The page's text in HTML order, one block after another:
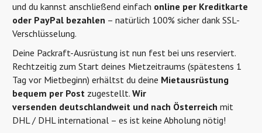
und du kannst anschließend einfach online per Kreditkarte
oder PayPal bezahlen – natürlich 100% sicher dank SSL-
Verschlüsselung.
Deine Packraft-Ausrüstung ist nun fest bei uns reserviert.
Rechtzeitig zum Start deines Mietzeitraums (spätestens 1
Tag vor Mietbeginn) erhältst du deine Mietausrüstung
bequem per Post zugestellt. Wir
versenden deutschlandweit und nach Österreich mit
DHL / DHL international – es ist keine Abholung nötig!